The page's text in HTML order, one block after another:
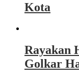
Kota
Rayakan
Golkar